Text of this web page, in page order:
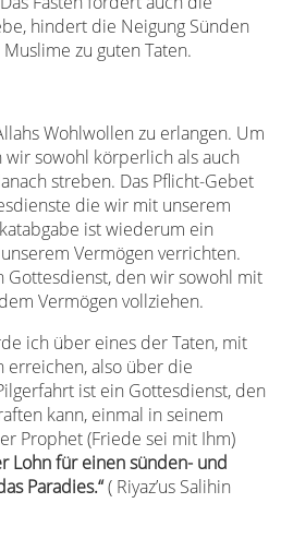
hindert die Neigung Sünden
zu guten Taten.
Wohlwollen zu erlangen. Um
sowohl körperlich als auch
streben. Das Pflicht-Gebet
die wir mit unserem
ist wiederum ein
Vermögen verrichten.
Gottesdienst, den wir sowohl mit
Vermögen vollziehen.
ich über eines der Taten, mit
erreichen, also über die
ist ein Gottesdienst, den
kann, einmal in seinem
Prophet (Friede sei mit Ihm)
Lohn für einen sünden- und
Paradies.“( Riyaz’us Salihin